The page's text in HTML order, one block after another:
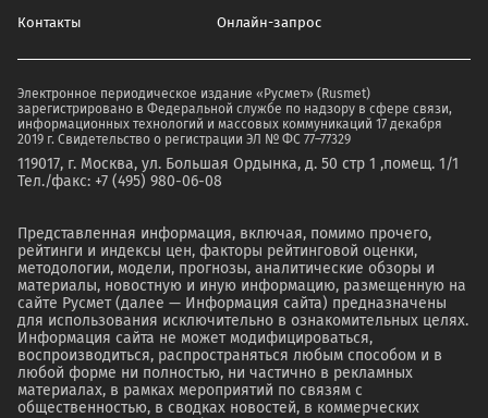
Контакты Онлайн-запрос
Электронное периодическое издание «Русмет» (Rusmet)
зарегистрировано в Федеральной службе по надзору в сфере связи,
информационных технологий и массовых коммуникаций 17 декабря
2019 г. Свидетельство о регистрации ЭЛ № ФС 77–77329
119017, г. Москва, ул. Большая Ордынка, д. 50 стр 1 ,помещ. 1/1
Тел./факс: +7 (495) 980-06-08
Представленная информация, включая, помимо прочего,
рейтинги и индексы цен, факторы рейтинговой оценки,
методологии, модели, прогнозы, аналитические обзоры и
материалы, новостную и иную информацию, размещенную на
сайте Русмет (далее — Информация сайта) предназначены
для использования исключительно в ознакомительных целях.
Информация сайта не может модифицироваться,
воспроизводиться, распространяться любым способом и в
любой форме ни полностью, ни частично в рекламных
материалах, в рамках мероприятий по связям с
общественностью, в сводках новостей, в коммерческих